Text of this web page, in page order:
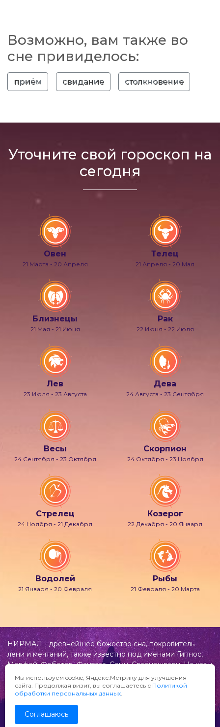
Возможно, вам также во
сне привиделось:
приём свидание столкновение
Уточните свой гороскоп на
сегодня
Овен
21 Марта - 20 Апреля
Телец
21 Апреля - 20 Мая
Близнецы
21 Мая - 21 Июня
Рак
22 Июня - 22 Июля
Лев
23 Июля - 23 Августа
Дева
24 Августа - 23 Сентября
Весы
24 Сентября - 23 Октября
Скорпион
24 Октября - 23 Ноября
Стрелец
24 Ноября - 21 Декабря
Козерог
22 Декабря - 20 Января
Водолей
21 Января - 20 Февраля
Рыбы
21 Февраля - 20 Марта
НИРМАЛ - древнейшее божество сна, покровитель
лени и мечтаний, также известно под именами Гипнос,
Морфей, Фобетор, Фантаза, Сомн, Свапнещвари, На-хаг и
др.
Предложения и замечания по сайту «Нирмал»
направляйте по адресу:
© «Нирмал» 2010-2026
Мы используем cookie, Яндекс.Метрику для улучшения
сайта. Продолжая визит, вы соглашаетесь с Политикой
обработки персональных данных.
Соглашаюсь